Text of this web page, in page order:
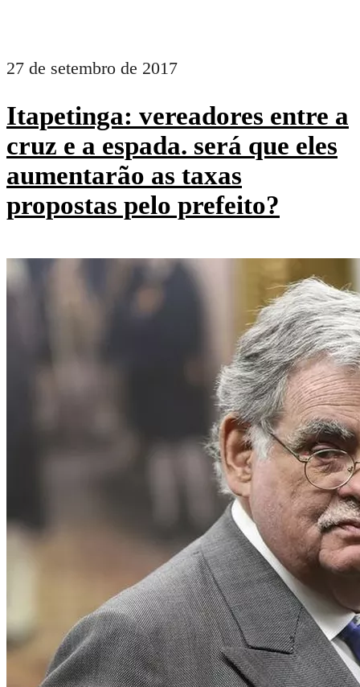
27 de setembro de 2017
Itapetinga: vereadores entre a
cruz e a espada. será que eles
aumentarão as taxas
propostas pelo prefeito?